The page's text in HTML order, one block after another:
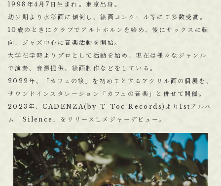
1998年4月7日生まれ。東京出身。
幼少期より水彩画に傾倒し、絵画コンクール等にて多数受賞。
10歳のときにクラブでアルトホルンを始め、後にサックスに転
向、ジャズ中心に音楽活動を開始。
大学在学時よりプロとして活動を始め、現在は様々なジャンル
で演奏、音源提供、絵画制作などをしている。
2022年、「カフェの絵」を初めてとするアクリル画の個展を、
サウンドインスタレーション「カフェの音楽」と併せて開催。
2023年、CADENZA(by T-Toc Records)より1stアルバ
ム「Silence」をリリースしメジャーデビュー。